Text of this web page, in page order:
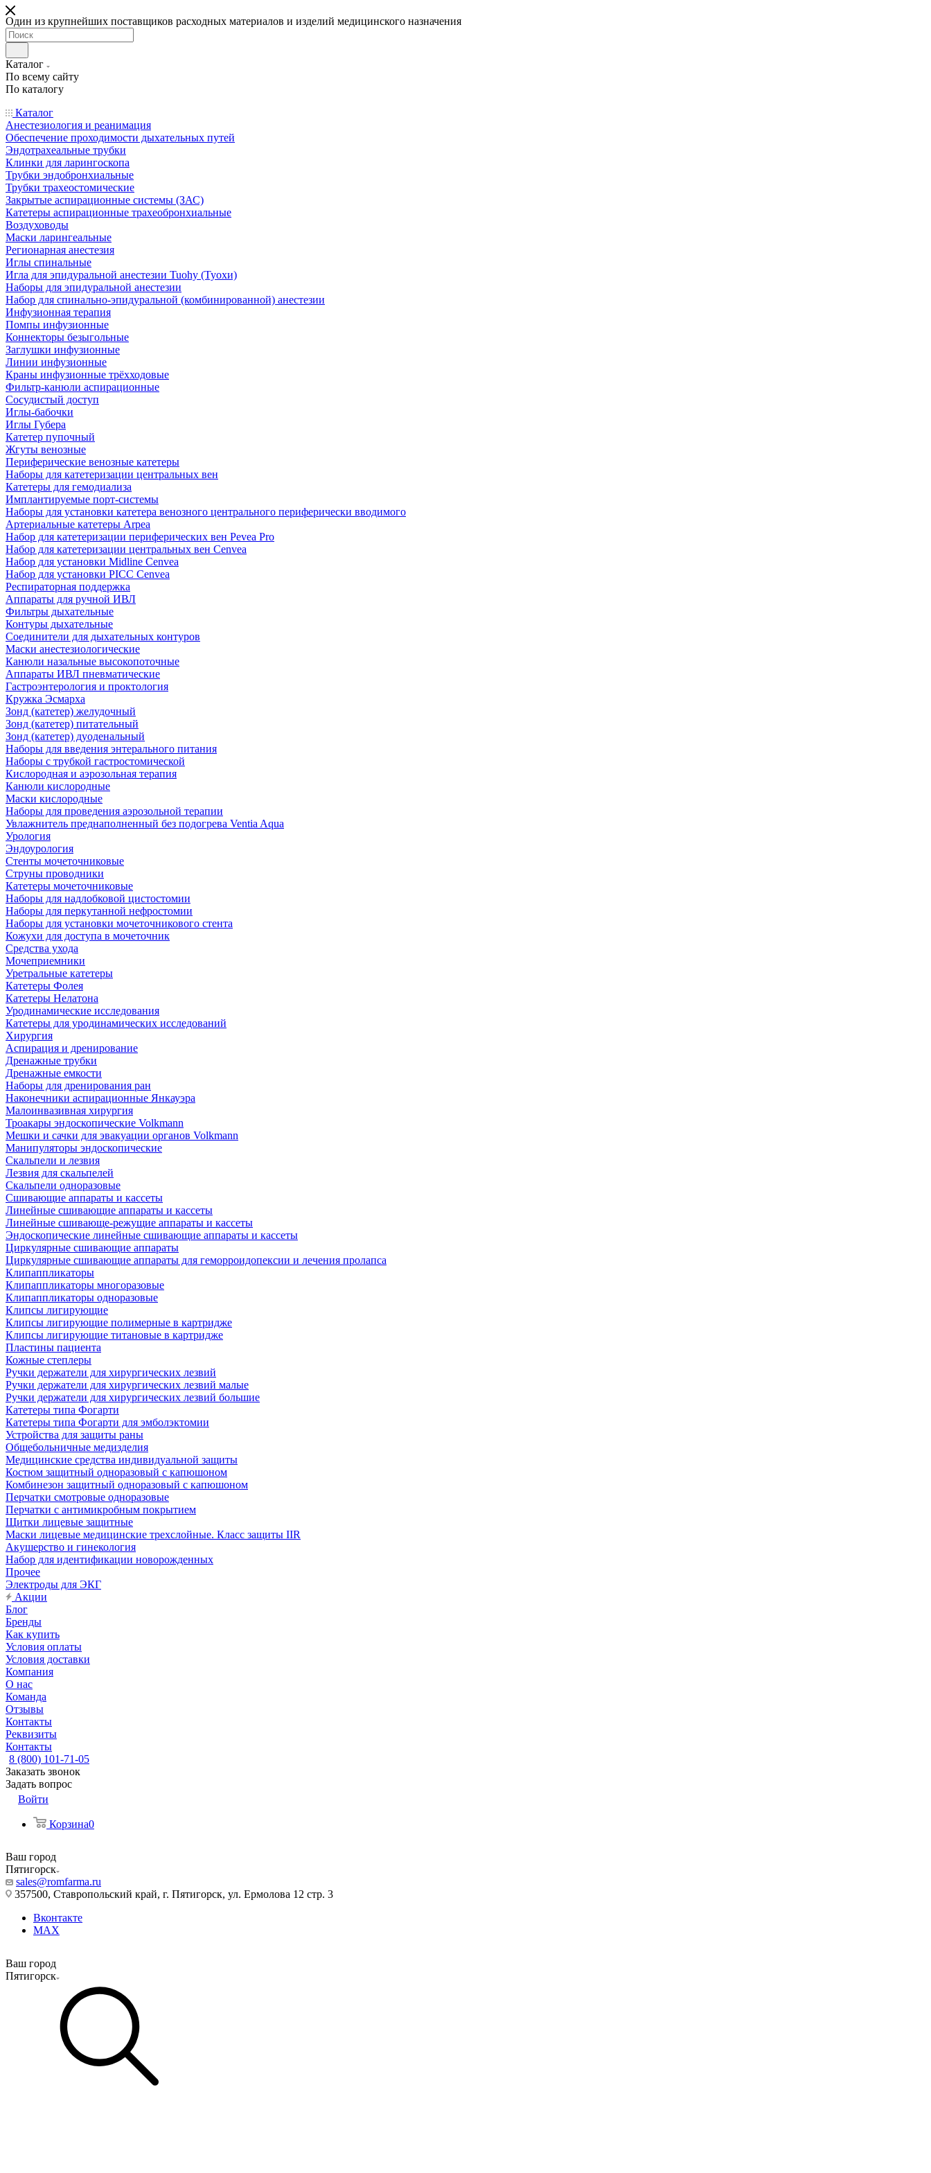
Один из крупнейших поставщиков расходных материалов и изделий медицинского назначения
Каталог
По всему сайту
По каталогу
Каталог
Анестезиология и реанимация
Обеспечение проходимости дыхательных путей
Эндотрахеальные трубки
Клинки для ларингоскопа
Трубки эндобронхиальные
Трубки трахеостомические
Закрытые аспирационные системы (ЗАС)
Катетеры аспирационные трахеобронхиальные
Воздуховоды
Маски ларингеальные
Регионарная анестезия
Иглы спинальные
Игла для эпидуральной анестезии Tuohy (Туохи)
Наборы для эпидуральной анестезии
Набор для спинально-эпидуральной (комбинированной) анестезии
Инфузионная терапия
Помпы инфузионные
Коннекторы безыгольные
Заглушки инфузионные
Линии инфузионные
Краны инфузионные трёхходовые
Фильтр-канюли аспирационные
Сосудистый доступ
Иглы-бабочки
Иглы Губера
Катетер пупочный
Жгуты венозные
Периферические венозные катетеры
Наборы для катетеризации центральных вен
Катетеры для гемодиализа
Имплантируемые порт‑системы
Наборы для установки катетера венозного центрального периферически вводимого
Артериальные катетеры Arpea
Набор для катетеризации периферических вен Pevea Pro
Набор для катетеризации центральных вен Cenvea
Набор для установки Midline Cenvea
Набор для установки PICC Cenvea
Респираторная поддержка
Аппараты для ручной ИВЛ
Фильтры дыхательные
Контуры дыхательные
Соединители для дыхательных контуров
Маски анестезиологические
Канюли назальные высокопоточные
Аппараты ИВЛ пневматические
Гастроэнтерология и проктология
Кружка Эсмарха
Зонд (катетер) желудочный
Зонд (катетер) питательный
Зонд (катетер) дуоденальный
Наборы для введения энтерального питания
Наборы с трубкой гастростомической
Кислородная и аэрозольная терапия
Канюли кислородные
Маски кислородные
Наборы для проведения аэрозольной терапии
Увлажнитель преднаполненный без подогрева Ventia Aqua
Урология
Эндоурология
Стенты мочеточниковые
Струны проводники
Катетеры мочеточниковые
Наборы для надлобковой цистостомии
Наборы для перкутанной нефростомии
Наборы для установки мочеточникового стента
Кожухи для доступа в мочеточник
Средства ухода
Мочеприемники
Уретральные катетеры
Катетеры Фолея
Катетеры Нелатона
Уродинамические исследования
Катетеры для уродинамических исследований
Хирургия
Аспирация и дренирование
Дренажные трубки
Дренажные емкости
Наборы для дренирования ран
Наконечники аспирационные Янкауэра
Малоинвазивная хирургия
Троакары эндоскопические Volkmann
Мешки и сачки для эвакуации органов Volkmann
Манипуляторы эндоскопические
Скальпели и лезвия
Лезвия для скальпелей
Скальпели одноразовые
Сшивающие аппараты и кассеты
Линейные сшивающие аппараты и кассеты
Линейные сшивающе-режущие аппараты и кассеты
Эндоскопические линейные сшивающие аппараты и кассеты
Циркулярные сшивающие аппараты
Циркулярные сшивающие аппараты для геморроидопексии и лечения пролапса
Клипаппликаторы
Клипаппликаторы многоразовые
Клипаппликаторы одноразовые
Клипсы лигирующие
Клипсы лигирующие полимерные в картридже
Клипсы лигирующие титановые в картридже
Пластины пациента
Кожные степлеры
Ручки держатели для хирургических лезвий
Ручки держатели для хирургических лезвий малые
Ручки держатели для хирургических лезвий большие
Катетеры типа Фогарти
Катетеры типа Фогарти для эмболэктомии
Устройства для защиты раны
Общебольничные медизделия
Медицинские средства индивидуальной защиты
Костюм защитный одноразовый с капюшоном
Комбинезон защитный одноразовый с капюшоном
Перчатки смотровые одноразовые
Перчатки с антимикробным покрытием
Щитки лицевые защитные
Маски лицевые медицинские трехслойные. Класс защиты IIR
Акушерство и гинекология
Набор для идентификации новорожденных
Прочее
Электроды для ЭКГ
Акции
Блог
Бренды
Как купить
Условия оплаты
Условия доставки
Компания
О нас
Команда
Отзывы
Контакты
Реквизиты
Контакты
8 (800) 101-71-05
Заказать звонок
Задать вопрос
Войти
Корзина0
Ваш город
Пятигорск
sales@romfarma.ru
357500, Ставропольский край, г. Пятигорск, ул. Ермолова 12 стр. 3
Вконтакте
MAX
Ваш город
Пятигорск